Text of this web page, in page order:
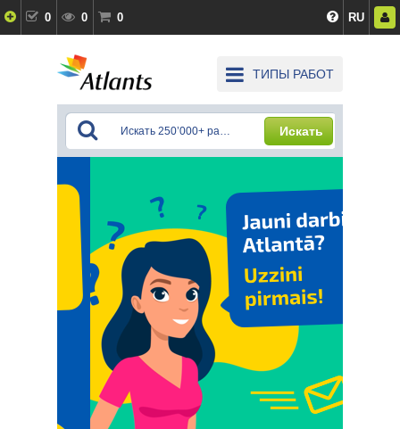
0 0 0 RU
ТИПЫ РАБОТ
Искать